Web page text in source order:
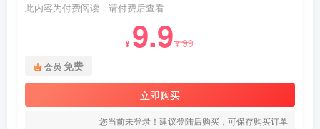
此内容为付费阅读，请付费后查看
¥ 9.9¥99
会员 免费
立即购买
您当前未登录！建议登陆后购买，可保存购买订单